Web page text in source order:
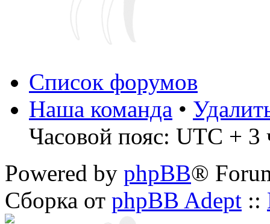
Список форумов
Наша команда •
Часовой пояс: UTC + 3
Powered by phpBB®
Сборка от phpBB Adept ::